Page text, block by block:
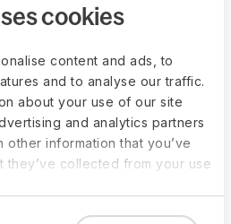
cookies
content and ads, to
and to analyse our traffic.
about your use of our site
and analytics partners
other information that you’ve
they’ve collected from your use